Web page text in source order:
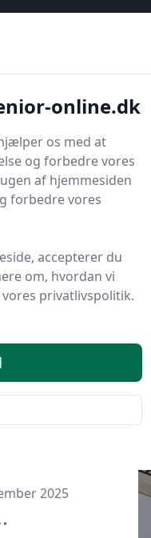
2025
online.dk
os med at
og forbedre vores
af hjemmesiden
forbedre vores
accepterer du
om, hvordan vi
privatlivspolitik.